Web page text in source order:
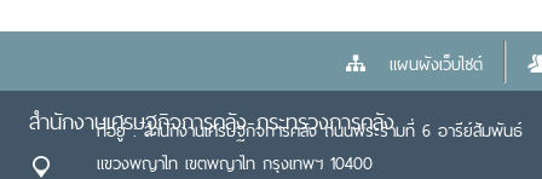
แผนผังเว็บไซต์
สำนักงานเศรษฐกิจการคลัง กระทรวงการคลัง
ที่อยู่ : สำนักงานเศรษฐกิจการคลัง ถนนพระรามที่ 6 อารีย์สัมพันธ์
แขวงพญาไท เขตพญาไท กรุงเทพฯ 10400